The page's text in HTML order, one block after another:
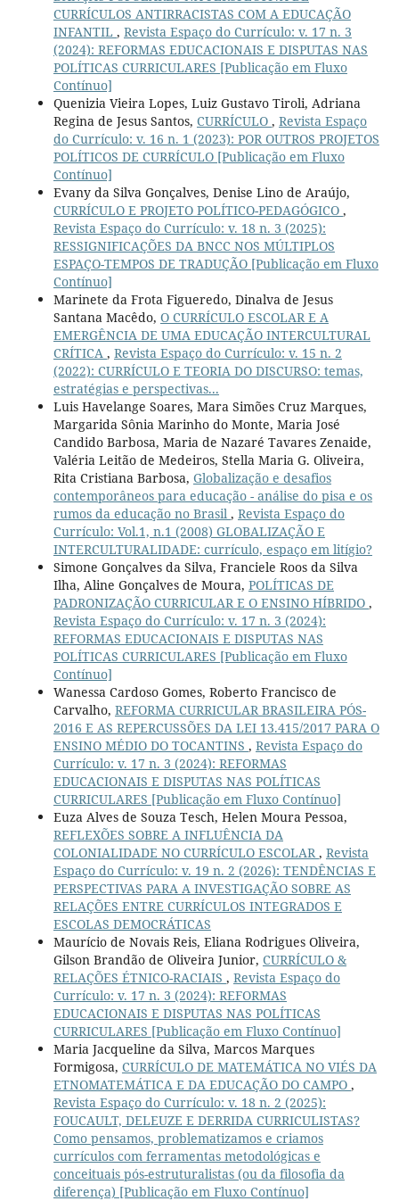
CURRÍCULOS ANTIRRACISTAS COM A EDUCAÇÃO
INFANTIL , Revista Espaço do Currículo: v. 17 n. 3
(2024): REFORMAS EDUCACIONAIS E DISPUTAS NAS
POLÍTICAS CURRICULARES [Publicação em Fluxo
Contínuo]
Quenizia Vieira Lopes, Luiz Gustavo Tiroli, Adriana
Regina de Jesus Santos, CURRÍCULO , Revista Espaço
do Currículo: v. 16 n. 1 (2023): POR OUTROS PROJETOS
POLÍTICOS DE CURRÍCULO [Publicação em Fluxo
Contínuo]
Evany da Silva Gonçalves, Denise Lino de Araújo,
CURRÍCULO E PROJETO POLÍTICO-PEDAGÓGICO ,
Revista Espaço do Currículo: v. 18 n. 3 (2025):
RESSIGNIFICAÇÕES DA BNCC NOS MÚLTIPLOS
ESPAÇO-TEMPOS DE TRADUÇÃO [Publicação em Fluxo
Contínuo]
Marinete da Frota Figueredo, Dinalva de Jesus
Santana Macêdo, O CURRÍCULO ESCOLAR E A
EMERGÊNCIA DE UMA EDUCAÇÃO INTERCULTURAL
CRÍTICA , Revista Espaço do Currículo: v. 15 n. 2
(2022): CURRÍCULO E TEORIA DO DISCURSO: temas,
estratégias e perspectivas...
Luis Havelange Soares, Mara Simões Cruz Marques,
Margarida Sônia Marinho do Monte, Maria José
Candido Barbosa, Maria de Nazaré Tavares Zenaide,
Valéria Leitão de Medeiros, Stella Maria G. Oliveira,
Rita Cristiana Barbosa, Globalização e desafios
contemporâneos para educação - análise do pisa e os
rumos da educação no Brasil , Revista Espaço do
Currículo: Vol.1, n.1 (2008) GLOBALIZAÇÃO E
INTERCULTURALIDADE: currículo, espaço em litígio?
Simone Gonçalves da Silva, Franciele Roos da Silva
Ilha, Aline Gonçalves de Moura, POLÍTICAS DE
PADRONIZAÇÃO CURRICULAR E O ENSINO HÍBRIDO ,
Revista Espaço do Currículo: v. 17 n. 3 (2024):
REFORMAS EDUCACIONAIS E DISPUTAS NAS
POLÍTICAS CURRICULARES [Publicação em Fluxo
Contínuo]
Wanessa Cardoso Gomes, Roberto Francisco de
Carvalho, REFORMA CURRICULAR BRASILEIRA PÓS-
2016 E AS REPERCUSSÕES DA LEI 13.415/2017 PARA O
ENSINO MÉDIO DO TOCANTINS , Revista Espaço do
Currículo: v. 17 n. 3 (2024): REFORMAS
EDUCACIONAIS E DISPUTAS NAS POLÍTICAS
CURRICULARES [Publicação em Fluxo Contínuo]
Euza Alves de Souza Tesch, Helen Moura Pessoa,
REFLEXÕES SOBRE A INFLUÊNCIA DA
COLONIALIDADE NO CURRÍCULO ESCOLAR, Revista
Espaço do Currículo: v. 19 n. 2 (2026): TENDÊNCIAS E
PERSPECTIVAS PARA A INVESTIGAÇÃO SOBRE AS
RELAÇÕES ENTRE CURRÍCULOS INTEGRADOS E
ESCOLAS DEMOCRÁTICAS
Maurício de Novais Reis, Eliana Rodrigues Oliveira,
Gilson Brandão de Oliveira Junior, CURRÍCULO &
RELAÇÕES ÉTNICO-RACIAIS , Revista Espaço do
Currículo: v. 17 n. 3 (2024): REFORMAS
EDUCACIONAIS E DISPUTAS NAS POLÍTICAS
CURRICULARES [Publicação em Fluxo Contínuo]
Maria Jacqueline da Silva, Marcos Marques
Formigosa, CURRÍCULO DE MATEMÁTICA NO VIÉS DA
ETNOMATEMÁTICA E DA EDUCAÇÃO DO CAMPO ,
Revista Espaço do Currículo: v. 18 n. 2 (2025):
FOUCAULT, DELEUZE E DERRIDA CURRICULISTAS?
Como pensamos, problematizamos e criamos
currículos com ferramentas metodológicas e
conceituais pós-estruturalistas (ou da filosofia da
diferença) [Publicação em Fluxo Contínuo]